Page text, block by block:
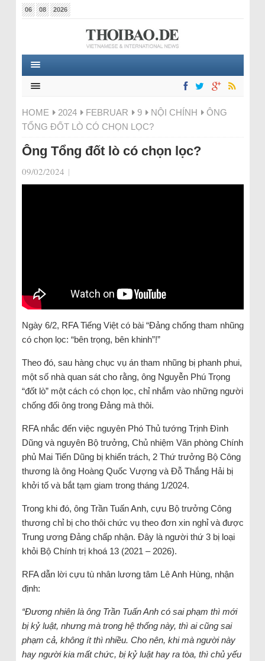
06 08 2026
HOME 2024 FEBRUAR 9 NỘI CHÍNH
ÔNG
TỔNG ĐỐT LÒ CÓ CHỌN LỌC?
Ông Tổng đốt lò có chọn lọc?
09/02/2024 |
Ngày 6/2, RFA Tiếng Việt có bài “Đảng chống tham nhũng
có chọn lọc: “bên trọng, bên khinh”!”
Theo đó, sau hàng chục vụ án tham nhũng bị phanh phui,
một số nhà quan sát cho rằng, ông Nguyễn Phú Trọng
“đốt lò” một cách có chọn lọc, chỉ nhắm vào những người
chống đối ông trong Đảng mà thôi.
RFA nhắc đến việc nguyên Phó Thủ tướng Trịnh Đình
Dũng và nguyên Bộ trưởng, Chủ nhiệm Văn phòng Chính
phủ Mai Tiến Dũng bị khiển trách, 2 Thứ trưởng Bộ Công
thương là ông Hoàng Quốc Vượng và Đỗ Thắng Hải bị
khởi tố và bắt tạm giam trong tháng 1/2024.
Trong khi đó, ông Trần Tuấn Anh, cựu Bộ trưởng Công
thương chỉ bị cho thôi chức vụ theo đơn xin nghỉ và được
Trung ương Đảng chấp nhận. Đây là người thứ 3 bị loại
khỏi Bộ Chính trị khoá 13 (2021 – 2026).
RFA dẫn lời cựu tù nhân lương tâm Lê Anh Hùng, nhận
định:
“Đương nhiên là ông Trần Tuấn Anh có sai phạm thì mới
bị kỷ luật, nhưng mà trong hệ thống này, thì ai cũng sai
phạm cả, không ít thì nhiều. Cho nên, khi mà người này
hay người kia mất chức, bị kỷ luật hay ra tòa, thì chủ yếu